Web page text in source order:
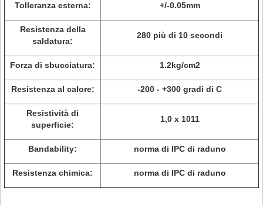
Tolleranza esterna: +/-0.05mm
Resistenza della
saldatura:
280 più di 10 secondi
Forza di sbucciatura: 1.2kg/cm2
Resistenza al calore: -200 - +300 gradi di C
Resistività di
superficie:
1,0 x 1011
Bandability: norma di IPC di raduno
Resistenza chimica: norma di IPC di raduno